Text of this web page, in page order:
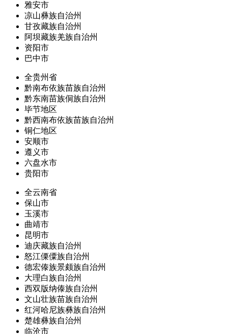
雅安市
凉山彝族自治州
甘孜藏族自治州
阿坝藏族羌族自治州
资阳市
巴中市
全贵州省
黔南布依族苗族自治州
黔东南苗族侗族自治州
毕节地区
黔西南布依族苗族自治州
铜仁地区
安顺市
遵义市
六盘水市
贵阳市
全云南省
保山市
玉溪市
曲靖市
昆明市
迪庆藏族自治州
怒江傈僳族自治州
德宏傣族景颇族自治州
大理白族自治州
西双版纳傣族自治州
文山壮族苗族自治州
红河哈尼族彝族自治州
楚雄彝族自治州
临沧市